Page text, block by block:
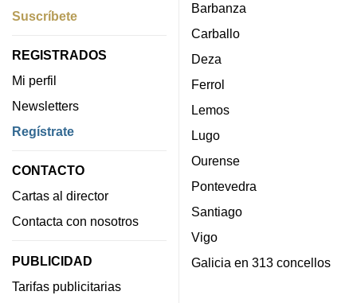
Suscríbete
REGISTRADOS
Mi perfil
Newsletters
Regístrate
CONTACTO
Cartas al director
Contacta con nosotros
PUBLICIDAD
Tarifas publicitarias
Barbanza
Carballo
Deza
Ferrol
Lemos
Lugo
Ourense
Pontevedra
Santiago
Vigo
Galicia en 313 concellos